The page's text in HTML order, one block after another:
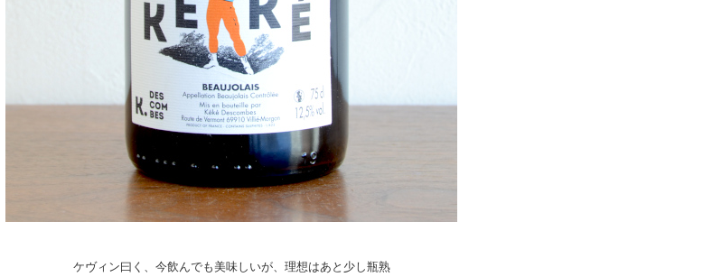
ケヴィン曰く、今飲んでも美味しいが、理想はあと少し瓶熟